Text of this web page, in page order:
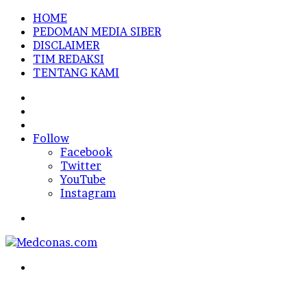
HOME
PEDOMAN MEDIA SIBER
DISCLAIMER
TIM REDAKSI
TENTANG KAMI
In
Follow
Facebook
Twitter
YouTube
Instagram